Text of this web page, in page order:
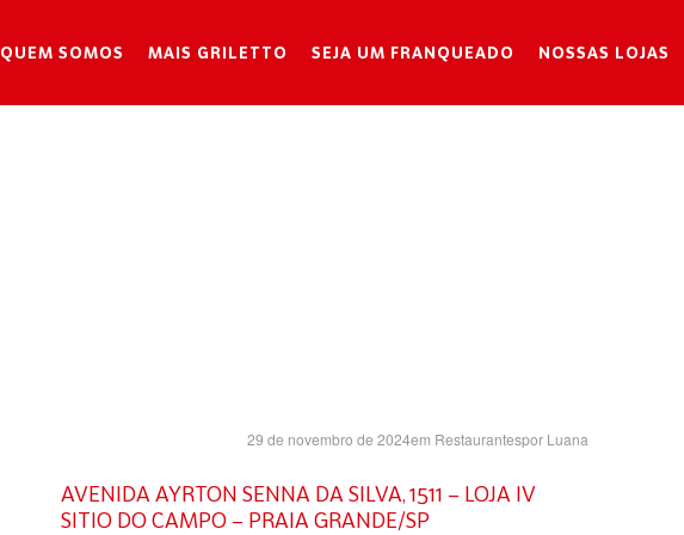
QUEM SOMOS MAIS GRILETTO SEJA UM FRANQUEADO NOSSAS LOJAS
29 de novembro de 2024em Restaurantespor Luana
AVENIDA AYRTON SENNA DA SILVA, 1511 – LOJA IV
SITIO DO CAMPO – PRAIA GRANDE/SP